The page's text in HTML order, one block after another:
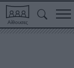
Αίθουσες